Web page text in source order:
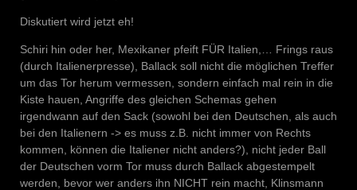
Diskutiert wird jetzt eh!
Schiri hin oder her, Mexikaner pfeift FÜR Italien,… Frings raus
(durch Italienerpresse), Ballack soll nicht die möglichen Treffer
um das Tor herum vermessen, sondern einfach mal rein in die
Kiste hauen, Angriffe des gleichen Schemas gehen
irgendwann auf den Sack (sowohl bei den Deutschen, als auch
bei den Italienern -> es muss z.B. nicht immer von Rechts
kommen, können die Italiener nicht anders?), nicht jeder Ball
der Deutschen vorm Tor muss durch Ballack abgestempelt
werden, bevor wer anders ihn NICHT rein macht, Klinsmann